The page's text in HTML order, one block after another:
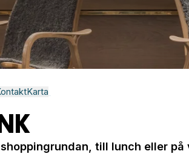
Karta
till lunch eller på